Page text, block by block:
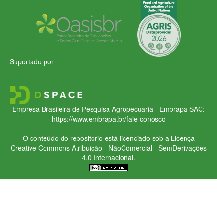
Suportado por
Empresa Brasileira de Pesquisa Agropecuária - Embrapa SAC:
https://www.embrapa.br/fale-conosco
O conteúdo do repositório está licenciado sob a Licença
Creative CommonsAtribuição - NãoComercial - SemDerivações
4.0 Internacional.